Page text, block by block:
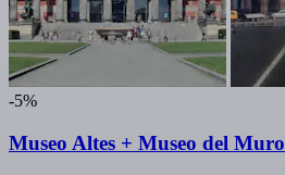
-5%
Museo Altes + Museo del Muro